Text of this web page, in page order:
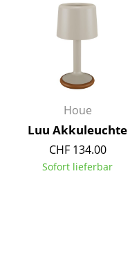
Badezimmer
Balkon & Garten
Arbeitsplatz
Management Büro
Houe
Luu Akkuleuchte
CHF 134.00
Sofort lieferbar